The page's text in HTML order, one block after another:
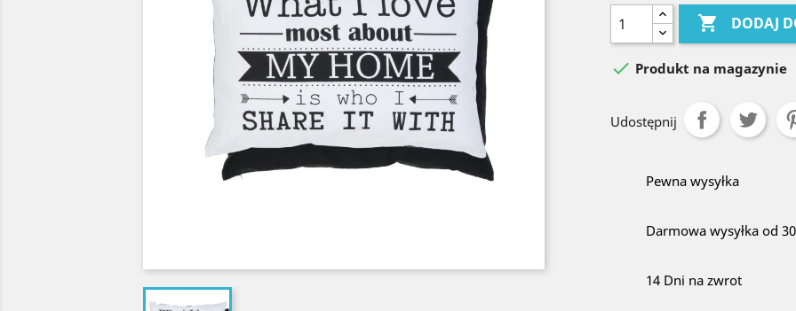
 DODAJ
 Produkt na magazynie
Udostępnij
Pewna wysyłka
Darmowa wysyłka od
14 Dni na zwrot